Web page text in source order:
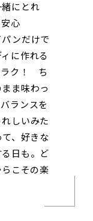
にとれ
心
ンだけで
に作れる
ラク！ ち
ま味わっ
ランスを
しいみた
、好きな
日も。ど
こその楽